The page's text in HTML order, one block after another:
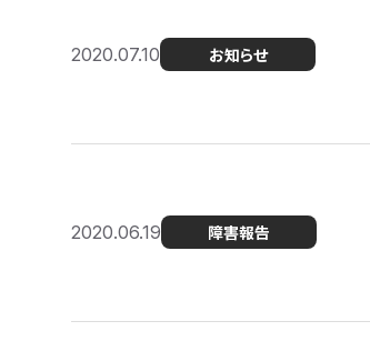
2020.07.10 お知らせ
2020.06.19 障害報告